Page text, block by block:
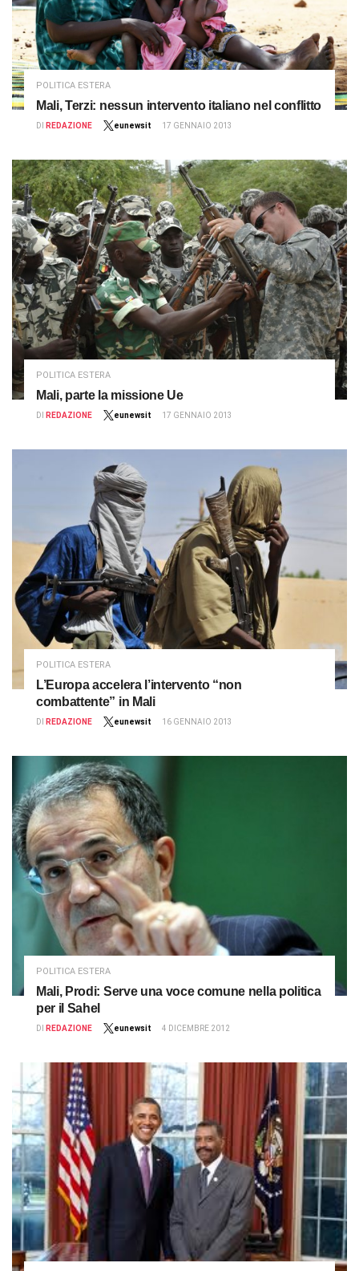
POLITICA ESTERA
Mali, Terzi: nessun intervento italiano nel conflitto
DI REDAZIONE eunewsit 17 GENNAIO 2013
POLITICA ESTERA
Mali, parte la missione Ue
DI REDAZIONE eunewsit 17 GENNAIO 2013
POLITICA ESTERA
L’Europa accelera l’intervento “non
combattente” in Mali
DI REDAZIONE eunewsit 16 GENNAIO 2013
POLITICA ESTERA
Mali, Prodi: Serve una voce comune nella politica
per il Sahel
DI REDAZIONE eunewsit 4 DICEMBRE 2012